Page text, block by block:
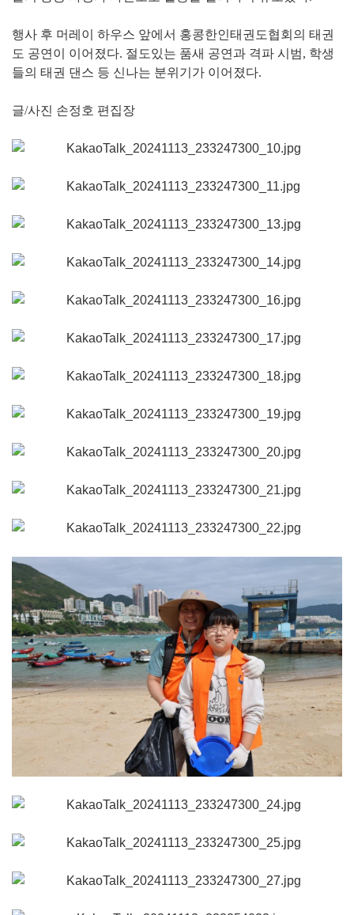
행사 후 머레이 하우스 앞에서 홍콩한인태권도협회의 태권
도 공연이 이어졌다. 절도있는 품새 공연과 격파 시범, 학생
들의 태권 댄스 등 신나는 분위기가 이어졌다.
글/사진 손정호 편집장